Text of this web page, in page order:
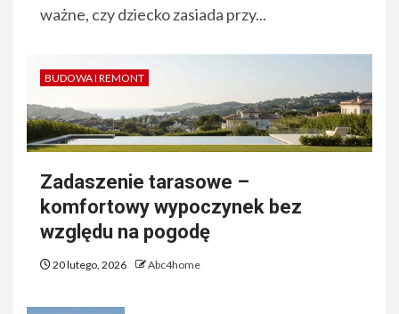
ważne, czy dziecko zasiada przy...
BUDOWA I REMONT
Zadaszenie tarasowe –
komfortowy wypoczynek bez
względu na pogodę
20 lutego, 2026 Abc4home